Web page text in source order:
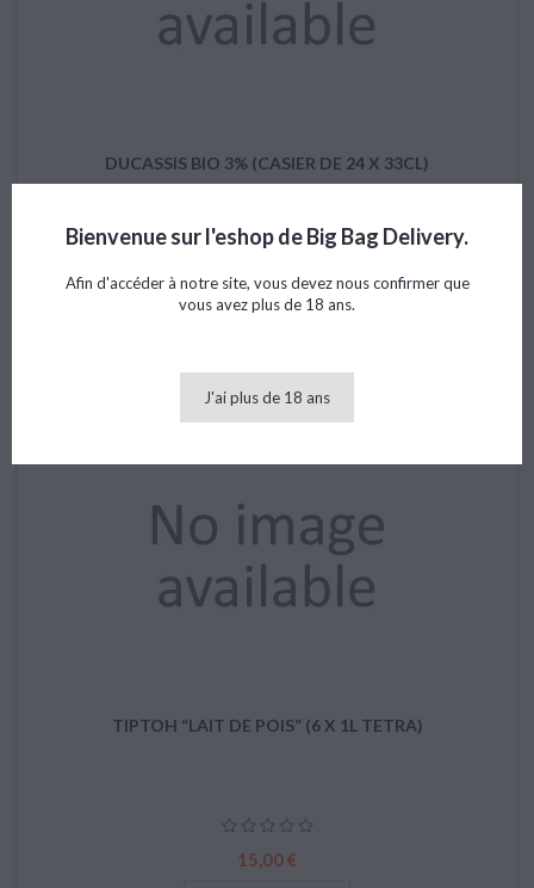
DUCASSIS BIO 3% (CASIER DE 24 X 33CL)
Prix
42,36 €
TIPTOH “LAIT DE POIS” (6 X 1L TETRA)
Prix
15,00 €
Bienvenue sur l'eshop de Big Bag Delivery.
Afin d'accéder à notre site, vous devez nous confirmer que
vous avez plus de 18 ans.
J'ai plus de 18 ans